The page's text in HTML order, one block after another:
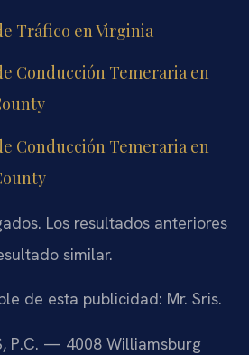
Tráfico en Virginia
Conducción Temeraria en
Conducción Temeraria en
Los resultados anteriores
similar.
de esta publicidad: Mr. Sris.
P.C. — 4008 Williamsburg